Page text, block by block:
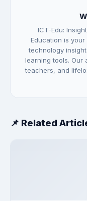
ICT-Edu:
Education is
technology
learning tools. Our
teachers, and
📌 Related